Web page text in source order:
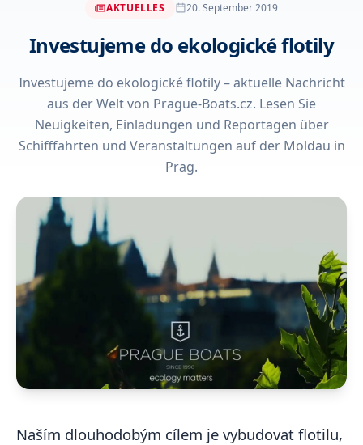
AKTUELLES 20. September 2019
Investujeme do ekologické flotily
Investujeme do ekologické flotily – aktuelle Nachricht
aus der Welt von Prague-Boats.cz. Lesen Sie
Neuigkeiten, Einladungen und Reportagen über
Schifffahrten und Veranstaltungen auf der Moldau in
Prag.
Naším dlouhodobým cílem je vybudovat flotilu,